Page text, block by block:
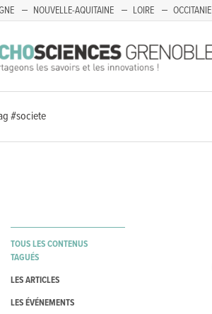
NOUVELLE-AQUITAINE LOIRE OCCITANIE
#societe
TOUS LES CONTENUS
TAGUÉS
LES ARTICLES
LES ÉVÉNEMENTS